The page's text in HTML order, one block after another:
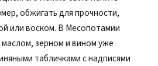
обжигать для прочности,
или воском. В Месопотамии
зерном и вином уже
табличками с надписями